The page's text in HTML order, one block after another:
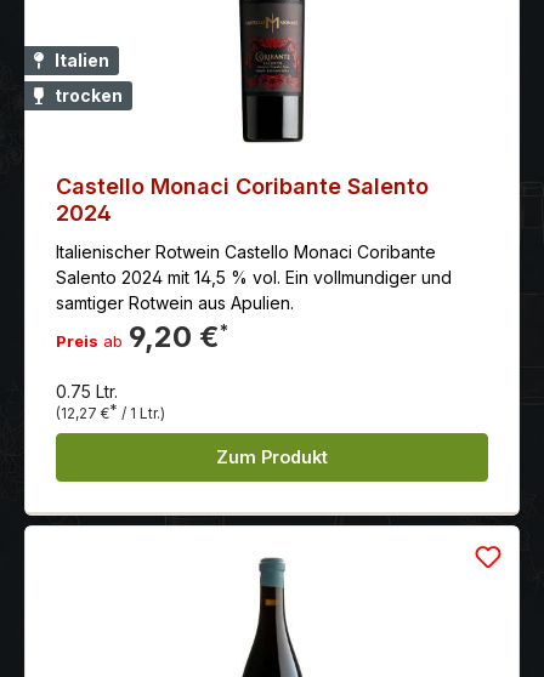
Italien
trocken
Castello Monaci Coribante Salento
2024
Italienischer Rotwein Castello Monaci Coribante
Salento 2024 mit 14,5 % vol. Ein vollmundiger und
samtiger Rotwein aus Apulien.
Preis ab 9,20 €*
0.75 Ltr.
(12,27 €* / 1 Ltr.)
Zum Produkt